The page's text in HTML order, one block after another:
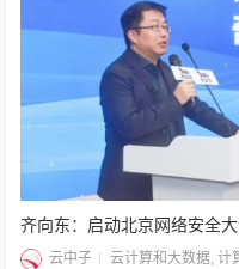
齐向东：启动北京网络安全
云中子 云计算和大数据,计